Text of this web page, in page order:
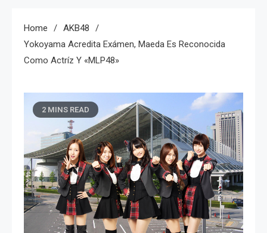
Home
AKB48
Yokoyama Acredita Exámen, Maeda Es Reconocida
Como Actríz Y «MLP48»
2 MINS READ